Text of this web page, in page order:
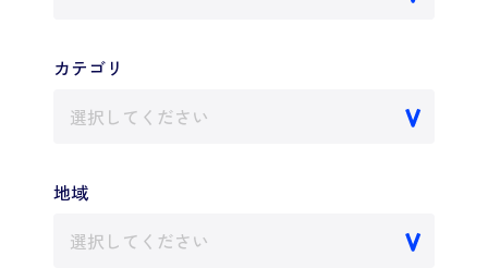
カテゴリ
選択してください
地域
選択してください